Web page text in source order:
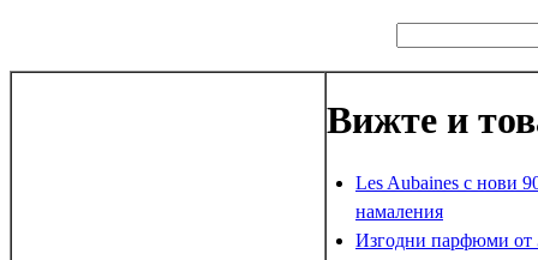
Вижте и
Les Aubaines с нови
намаления
Изгодни парфюми